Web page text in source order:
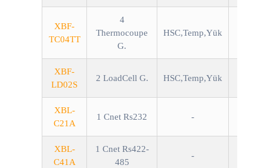
XBF-
TC04TT
4
Thermocoupe
G.
HSC,Temp,Yük
XBF-
LD02S
2 LoadCell G. HSC,Temp,Yük
XBL-
C21A
1 Cnet Rs232 -
XBL-
C41A
1 Cnet Rs422-
485
-